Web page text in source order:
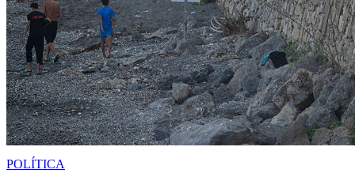
POLÍTICA